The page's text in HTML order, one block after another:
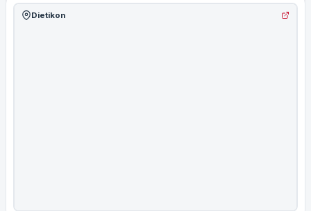
Dietikon